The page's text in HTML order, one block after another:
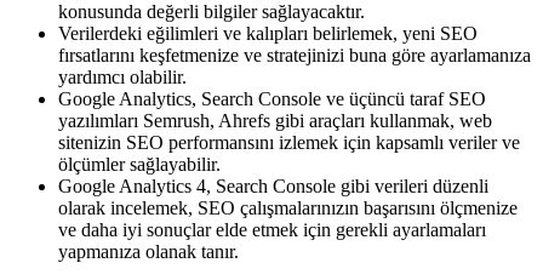
konusunda değerli bilgiler sağlayacaktır.
Verilerdeki eğilimleri ve kalıpları belirlemek, yeni SEO
fırsatlarını keşfetmenize ve stratejinizi buna göre ayarlamanıza
yardımcı olabilir.
Google Analytics, Search Console ve üçüncü taraf SEO
yazılımları Semrush, Ahrefs gibi araçları kullanmak, web
sitenizin SEO performansını izlemek için kapsamlı veriler ve
ölçümler sağlayabilir.
Google Analytics 4, Search Console gibi verileri düzenli
olarak incelemek, SEO çalışmalarınızın başarısını ölçmenize
ve daha iyi sonuçlar elde etmek için gerekli ayarlamaları
yapmanıza olanak tanır.